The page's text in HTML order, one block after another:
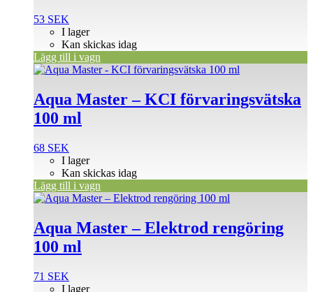
53 SEK
I lager
Kan skickas idag
Lägg till i vagn
Aqua Master – KCI förvaringsvätska
100 ml
68 SEK
I lager
Kan skickas idag
Lägg till i vagn
Aqua Master – Elektrod rengöring
100 ml
71 SEK
I lager